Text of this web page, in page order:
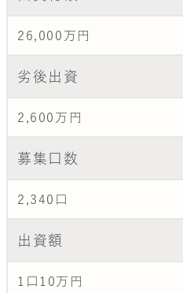
26,000万円
劣後出資
2,600万円
募集口数
2,340口
出資額
1口10万円